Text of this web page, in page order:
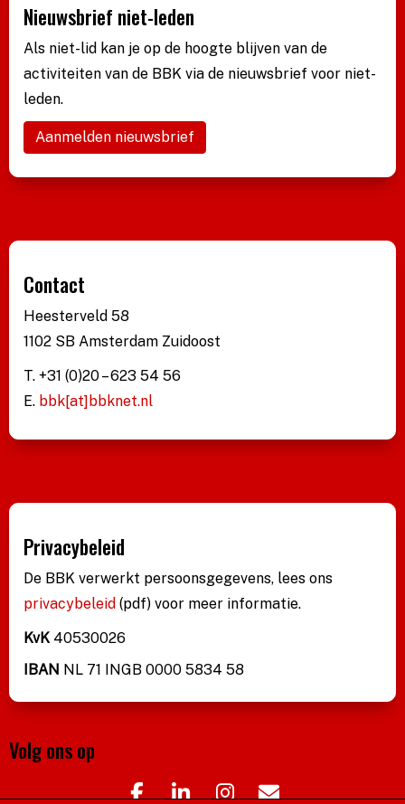
Nieuwsbrief niet-leden
Als niet-lid kan je op de hoogte blijven van de
activiteiten van de BBK via de nieuwsbrief voor niet-
leden.
Aanmelden nieuwsbrief
Contact
Heesterveld 58
1102 SB Amsterdam Zuidoost
T. +31 (0)20 – 623 54 56
E. bbk[at]bbknet.nl
Privacybeleid
De BBK verwerkt persoonsgegevens, lees ons
privacybeleid (pdf) voor meer informatie.
KvK 40530026
IBAN NL 71 INGB 0000 5834 58
Volg ons op